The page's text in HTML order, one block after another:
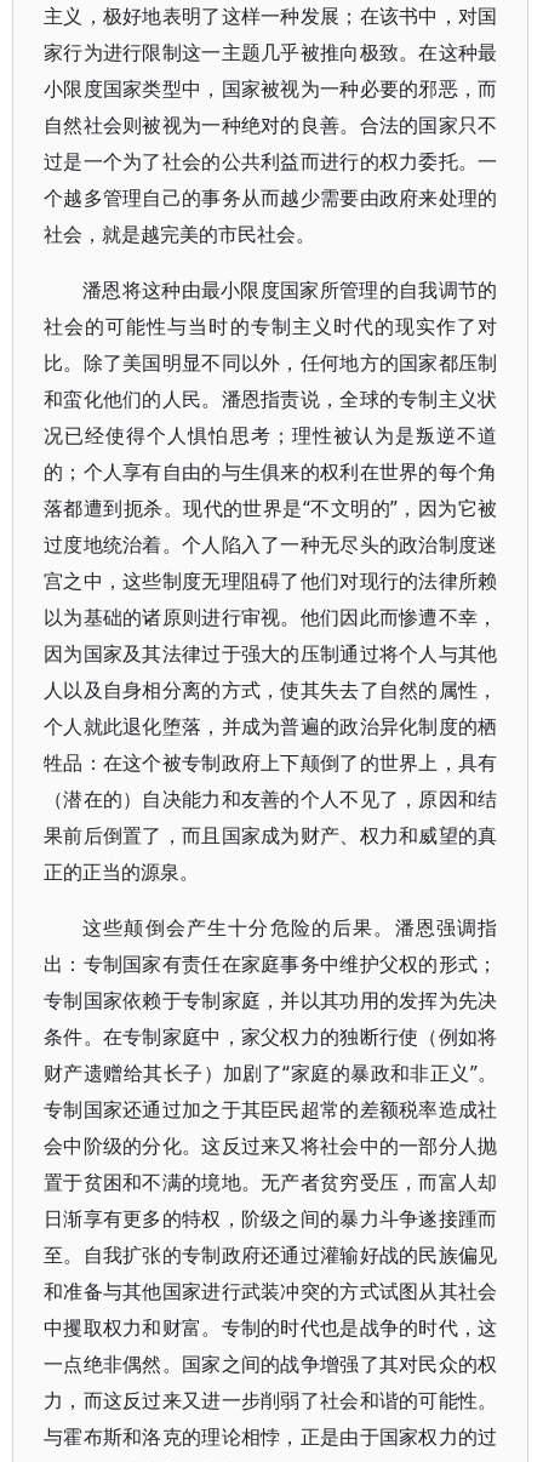
主义，极好地表明了这样一种发展；在该书中，对国
家行为进行限制这一主题几乎被推向极致。在这种最
小限度国家类型中，国家被视为一种必要的邪恶，而
自然社会则被视为一种绝对的良善。合法的国家只不
过是一个为了社会的公共利益而进行的权力委托。一
个越多管理自己的事务从而越少需要由政府来处理的
社会，就是越完美的市民社会。
潘恩将这种由最小限度国家所管理的自我调节的
社会的可能性与当时的专制主义时代的现实作了对
比。除了美国明显不同以外，任何地方的国家都压制
和蛮化他们的人民。潘恩指责说，全球的专制主义状
况已经使得个人惧怕思考；理性被认为是叛逆不道
的；个人享有自由的与生俱来的权利在世界的每个角
落都遭到扼杀。现代的世界是“不文明的”，因为它被
过度地统治着。个人陷入了一种无尽头的政治制度迷
宫之中，这些制度无理阻碍了他们对现行的法律所赖
以为基础的诸原则进行审视。他们因此而惨遭不幸，
因为国家及其法律过于强大的压制通过将个人与其他
人以及自身相分离的方式，使其失去了自然的属性，
个人就此退化堕落，并成为普遍的政治异化制度的栖
牲品：在这个被专制政府上下颠倒了的世界上，具有
（潜在的）自决能力和友善的个人不见了，原因和结
果前后倒置了，而且国家成为财产、权力和威望的真
正的正当的源泉。
这些颠倒会产生十分危险的后果。潘恩强调指
出：专制国家有责任在家庭事务中维护父权的形式；
专制国家依赖于专制家庭，并以其功用的发挥为先决
条件。在专制家庭中，家父权力的独断行使（例如将
财产遗赠给其长子）加剧了“家庭的暴政和非正义”。
专制国家还通过加之于其臣民超常的差额税率造成社
会中阶级的分化。这反过来又将社会中的一部分人抛
置于贫困和不满的境地。无产者贫穷受压，而富人却
日渐享有更多的特权，阶级之间的暴力斗争遂接踵而
至。自我扩张的专制政府还通过灌输好战的民族偏见
和准备与其他国家进行武装冲突的方式试图从其社会
中攫取权力和财富。专制的时代也是战争的时代，这
一点绝非偶然。国家之间的战争增强了其对民众的权
力，而这反过来又进一步削弱了社会和谐的可能性。
与霍布斯和洛克的理论相悖，正是由于国家权力的过